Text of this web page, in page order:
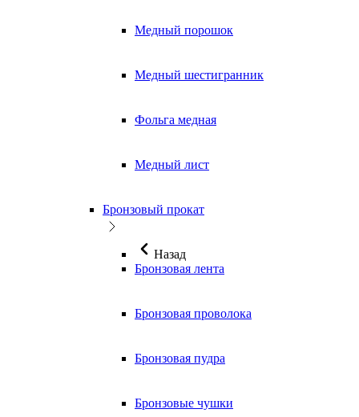
Медный порошок
Медный шестигранник
Фольга медная
Медный лист
Бронзовый прокат
Назад
Бронзовая лента
Бронзовая проволока
Бронзовая пудра
Бронзовые чушки